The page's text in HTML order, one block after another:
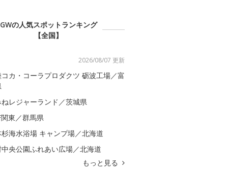
GWの人気スポットランキング
【全国】
2026/08/07 更新
カ・コーラプロダクツ 砺波工場／富
レジャーランド／茨城県
東／群馬県
海水浴場 キャンプ場／北海道
央公園ふれあい広場／北海道
もっと見る